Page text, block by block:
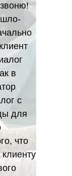
в
с
для
что